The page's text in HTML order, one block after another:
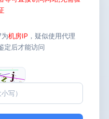
为机房IP ，疑似使用代理
定后才能访问